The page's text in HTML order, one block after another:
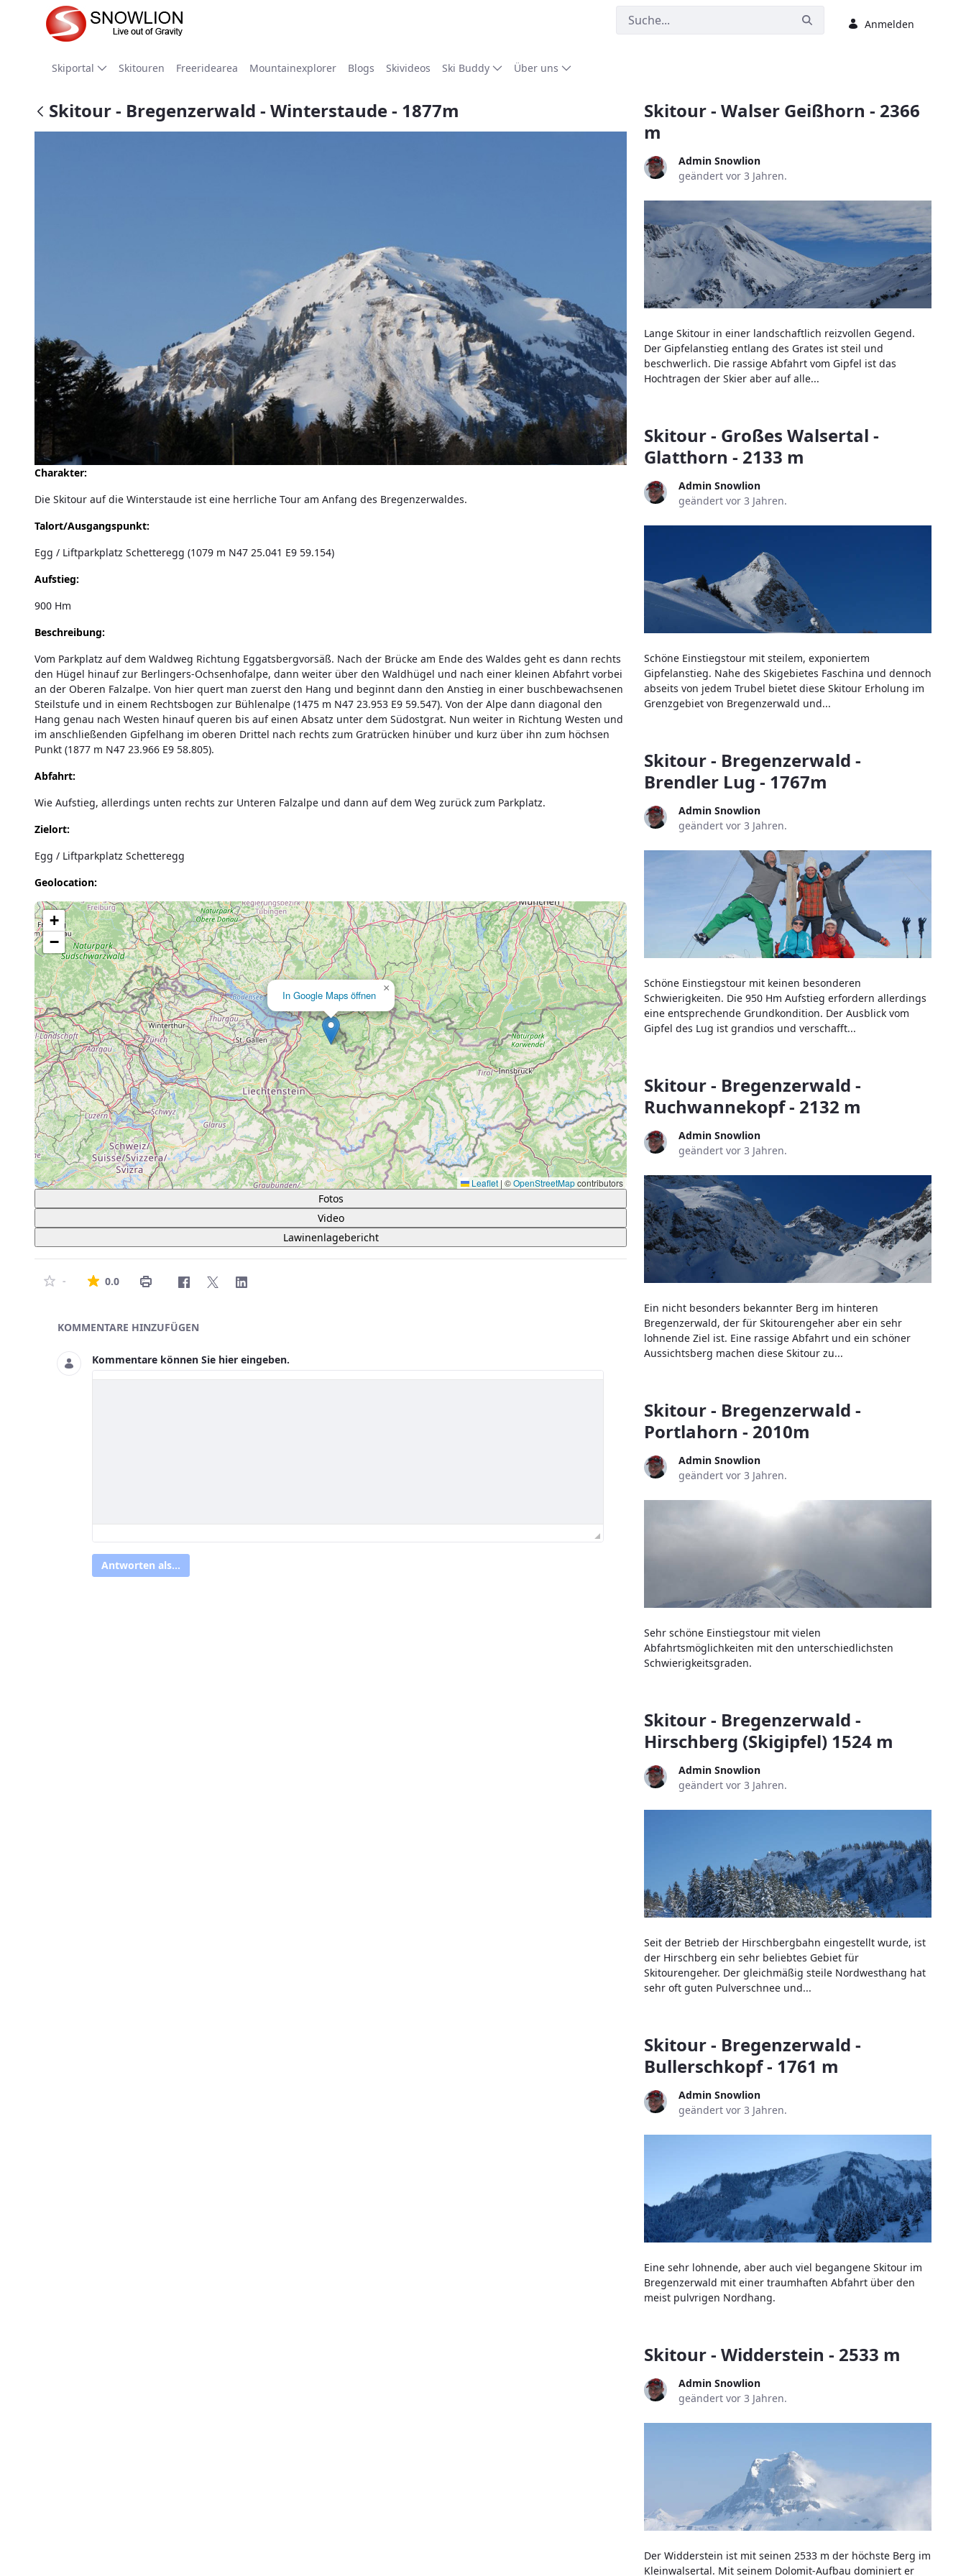
Zum Hauptinhalt springen
Anmelden
Skiportal Skitouren Freeridearea Mountainexplorer Blogs Skivideos Ski Buddy Über uns
Skitour - Bregenzerwald - Winterstaude - 1877m
Charakter:
Die Skitour auf die Winterstaude ist eine herrliche Tour am Anfang des Bregenzerwaldes.
Talort/Ausgangspunkt:
Egg / Liftparkplatz Schetteregg (1079 m N47 25.041 E9 59.154)
Aufstieg:
900 Hm
Beschreibung:
Vom Parkplatz auf dem Waldweg Richtung Eggatsbergvorsäß. Nach der Brücke am Ende des Waldes geht es dann rechts
den Hügel hinauf zur Berlingers-Ochsenhofalpe, dann weiter über den Waldhügel und nach einer kleinen Abfahrt vorbei
an der Oberen Falzalpe. Von hier quert man zuerst den Hang und beginnt dann den Anstieg in einer buschbewachsenen
Steilstufe und in einem Rechtsbogen zur Bühlenalpe (1475 m N47 23.953 E9 59.547). Von der Alpe dann diagonal den
Hang genau nach Westen hinauf queren bis auf einen Absatz unter dem Südostgrat. Nun weiter in Richtung Westen und
im anschließenden Gipfelhang im oberen Drittel nach rechts zum Gratrücken hinüber und kurz über ihn zum höchsen
Punkt (1877 m N47 23.966 E9 58.805).
Abfahrt:
Wie Aufstieg, allerdings unten rechts zur Unteren Falzalpe und dann auf dem Weg zurück zum Parkplatz.
Zielort:
Egg / Liftparkplatz Schetteregg
Geolocation:
Lade Karte...
In Google Maps öffnen
×
+
−
Leaflet | ©OpenStreetMapcontributors
Fotos
Video
Lawinenlagebericht
- 0.0Die durchschnittliche Bewertung ist 0 von 5 Sternen.
Asset-Herausgeber
KOMMENTARE HINZUFÜGEN
Kommentare können Sie hier eingeben.
Antworten als...
Skitour - Walser Geißhorn - 2366
m
Admin Snowlion
geändert vor 3 Jahren.
Lange Skitour in einer landschaftlich reizvollen Gegend.
Der Gipfelanstieg entlang des Grates ist steil und
beschwerlich. Die rassige Abfahrt vom Gipfel ist das
Hochtragen der Skier aber auf alle...
Skitour - Großes Walsertal -
Glatthorn - 2133 m
Admin Snowlion
geändert vor 3 Jahren.
Schöne Einstiegstour mit steilem, exponiertem
Gipfelanstieg. Nahe des Skigebietes Faschina und dennoch
abseits von jedem Trubel bietet diese Skitour Erholung im
Grenzgebiet von Bregenzerwald und...
Skitour - Bregenzerwald -
Brendler Lug - 1767m
Admin Snowlion
geändert vor 3 Jahren.
Schöne Einstiegstour mit keinen besonderen
Schwierigkeiten. Die 950 Hm Aufstieg erfordern allerdings
eine entsprechende Grundkondition. Der Ausblick vom
Gipfel des Lug ist grandios und verschafft...
Skitour - Bregenzerwald -
Ruchwannekopf - 2132 m
Admin Snowlion
geändert vor 3 Jahren.
Ein nicht besonders bekannter Berg im hinteren
Bregenzerwald, der für Skitourengeher aber ein sehr
lohnende Ziel ist. Eine rassige Abfahrt und ein schöner
Aussichtsberg machen diese Skitour zu...
Skitour - Bregenzerwald -
Portlahorn - 2010m
Admin Snowlion
geändert vor 3 Jahren.
Sehr schöne Einstiegstour mit vielen
Abfahrtsmöglichkeiten mit den unterschiedlichsten
Schwierigkeitsgraden.
Skitour - Bregenzerwald -
Hirschberg (Skigipfel) 1524 m
Admin Snowlion
geändert vor 3 Jahren.
Seit der Betrieb der Hirschbergbahn eingestellt wurde, ist
der Hirschberg ein sehr beliebtes Gebiet für
Skitourengeher. Der gleichmäßig steile Nordwesthang hat
sehr oft guten Pulverschnee und...
Skitour - Bregenzerwald -
Bullerschkopf - 1761 m
Admin Snowlion
geändert vor 3 Jahren.
Eine sehr lohnende, aber auch viel begangene Skitour im
Bregenzerwald mit einer traumhaften Abfahrt über den
meist pulvrigen Nordhang.
Skitour - Widderstein - 2533 m
Admin Snowlion
geändert vor 3 Jahren.
Der Widderstein ist mit seinen 2533 m der höchste Berg im
Kleinwalsertal. Mit seinem Dolomit-Aufbau dominiert er